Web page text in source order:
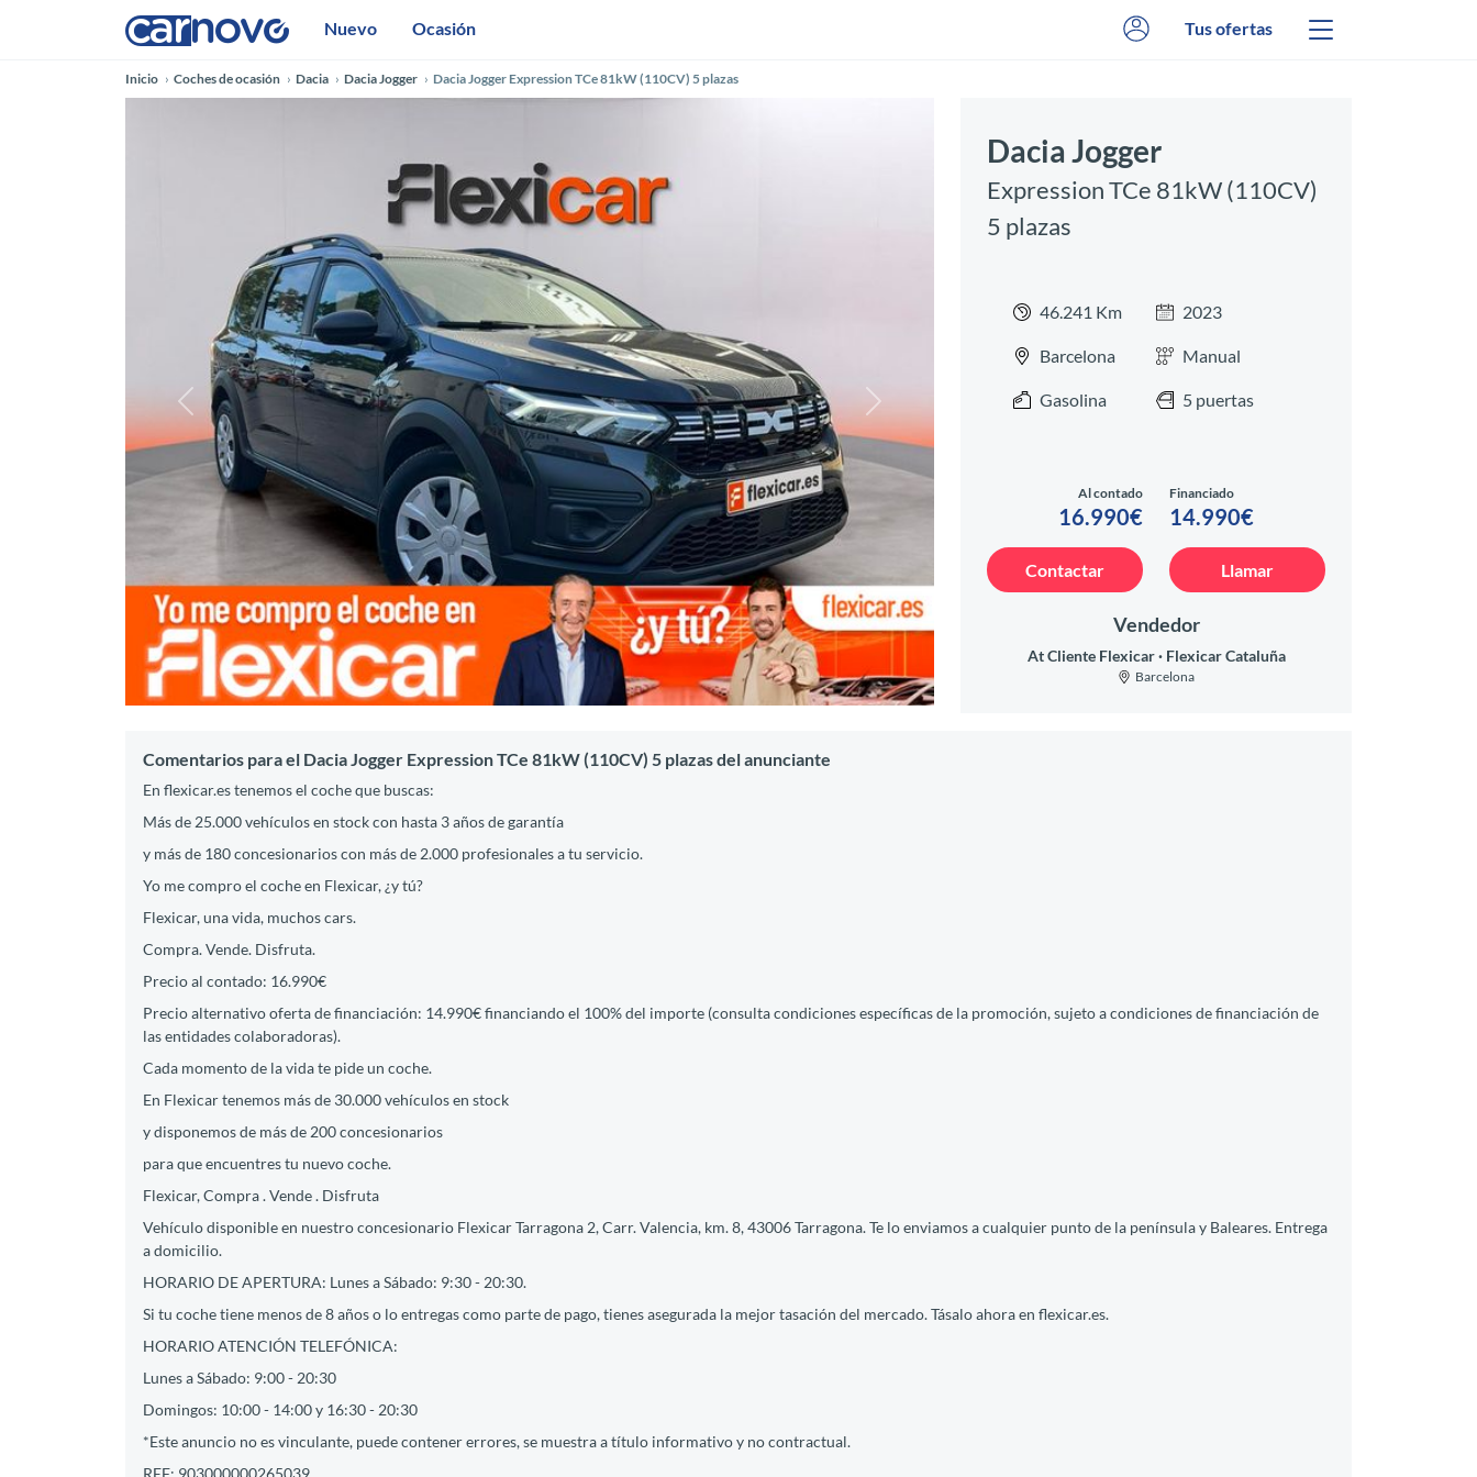
Nuevo Ocasión Tus ofertas
Inicio Coches de ocasión Dacia Dacia Jogger Dacia Jogger Expression TCe 81kW (110CV) 5 plazas
Anterior Siguiente
Dacia Jogger
Expression TCe 81kW (110CV)
5 plazas
46.241 Km 2023
Barcelona Manual
Gasolina 5 puertas
Al contado
16.990€
Financiado
14.990€
Contactar Llamar
Vendedor
At Cliente Flexicar Flexicar Cataluña
Barcelona
Comentarios para el Dacia Jogger Expression TCe 81kW (110CV) 5 plazas del anunciante
En flexicar.es tenemos el coche que buscas:
Más de 25.000 vehículos en stock con hasta 3 años de garantía
y más de 180 concesionarios con más de 2.000 profesionales a tu servicio.
Yo me compro el coche en Flexicar, ¿y tú?
Flexicar, una vida, muchos cars.
Compra. Vende. Disfruta.
Precio al contado: 16.990€
Precio alternativo oferta de financiación: 14.990€ financiando el 100% del importe (consulta condiciones específicas de la promoción, sujeto a condiciones de financiación de
las entidades colaboradoras).
Cada momento de la vida te pide un coche.
En Flexicar tenemos más de 30.000 vehículos en stock
y disponemos de más de 200 concesionarios
para que encuentres tu nuevo coche.
Flexicar, Compra . Vende . Disfruta
Vehículo disponible en nuestro concesionario Flexicar Tarragona 2, Carr. Valencia, km. 8, 43006 Tarragona. Te lo enviamos a cualquier punto de la península y Baleares. Entrega
a domicilio.
HORARIO DE APERTURA: Lunes a Sábado: 9:30 - 20:30.
Si tu coche tiene menos de 8 años o lo entregas como parte de pago, tienes asegurada la mejor tasación del mercado. Tásalo ahora en flexicar.es.
HORARIO ATENCIÓN TELEFÓNICA:
Lunes a Sábado: 9:00 - 20:30
Domingos: 10:00 - 14:00 y 16:30 - 20:30
*Este anuncio no es vinculante, puede contener errores, se muestra a título informativo y no contractual.
REF: 903000000265039